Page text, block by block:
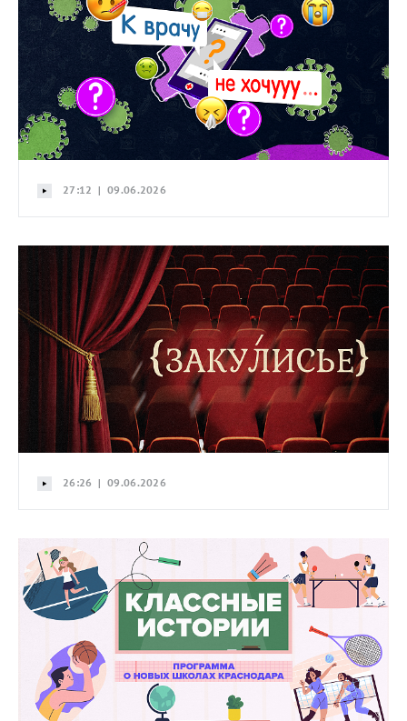
27:12 | 09.06.2026
26:26 | 09.06.2026